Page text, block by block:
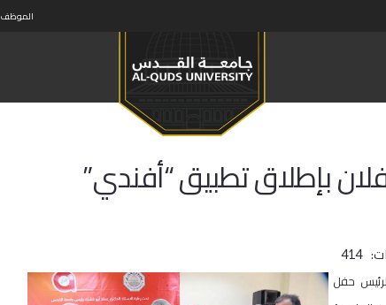
الموظف
بإطلاق تطبيق “أفندي”
414
حفل